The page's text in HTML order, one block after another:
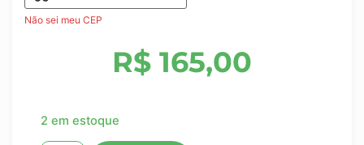
Não sei meu CEP
R$ 165,00
2 em estoque